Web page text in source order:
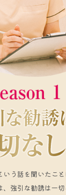
う話を聞いたこ
強引な勧誘は一切